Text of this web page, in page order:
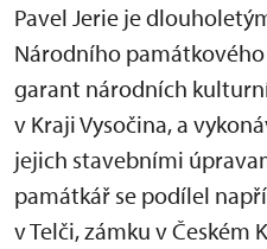
Pavel Jerie je
Národního
garant národních
v Kraji Vysočina, a
jejich stavebními
památkář se podílel
v Telči, zámku v Českém